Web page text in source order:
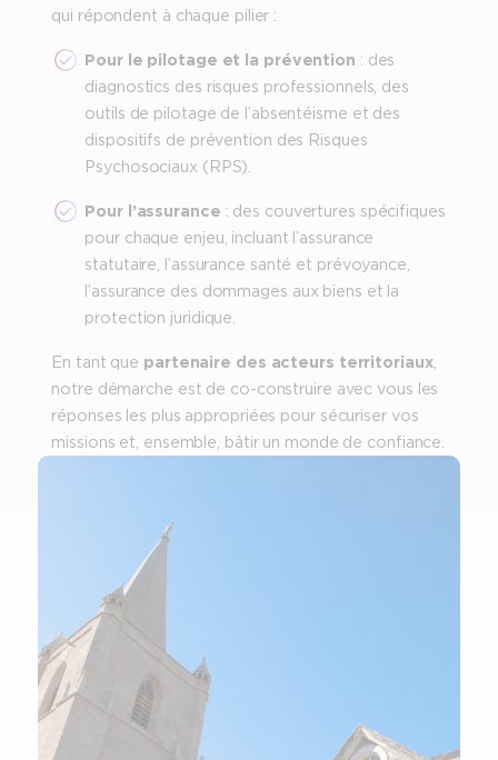
qui répondent à chaque pilier :
Pour le pilotage et la prévention : des
diagnostics des risques professionnels, des
outils de pilotage de l’absentéisme et des
dispositifs de prévention des Risques
Psychosociaux (RPS).
Pour l’assurance : des couvertures spécifiques
pour chaque enjeu, incluant l’assurance
statutaire, l’assurance santé et prévoyance,
l’assurance des dommages aux biens et la
protection juridique.
En tant que partenaire des acteurs territoriaux,
notre démarche est de co-construire avec vous les
réponses les plus appropriées pour sécuriser vos
missions et, ensemble, bâtir un monde de confiance.